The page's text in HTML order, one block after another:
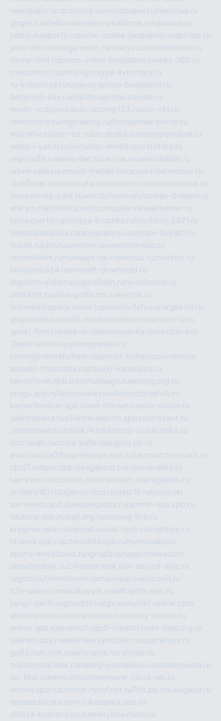
newsplain.rucardvoice.ru modopaper.ru manunae.ru
gbget.rualfeihavsalnassr.ru madoma.rutajuncos.ru
petrovkasports.ruporno-online-besplatno.rusplclub.ru
york-life.rudoroga-expo.ru ribery.rucleanmedicine.ru
slovar-ivrit.ruporno-video-besplatno.ruseks-365.ru
ovucontrol.rusloty-igrovyye-avtomaty.ru
ru-industriya.ru russkoe-porno-besplatno.ru
belgorod-day.rudigilith.rupichkurovlab.ru
medic-today.rutaksu.rucomp123.rudon-ykt.ru
teensvoice.ru imgsharing.rudomashnee-porno.ru
eva-elfie.rufoto-tur.rubiz-doska.ru metropoltravel.ru
veslo-i-yakor.ruborodino-media.ru rostotsky.ru
regionufa.ruweiss-bet.ruzaryna.rucasinotablet.ru
universalia.ru remont-mebeli-moscow.rutermomur.ru
clubfisher.ru remstirufa.ruerdamchi.rudoramamama.ru
muraviovka-park.ruworldofwoman.ruclean-dreams.ru
arkrym.rukristinita.rudircomputer.ru healthenter.ru
textexperts.rupivnaya-kruzhka.rukinofilmy-2021.ru
demolalapaluza.rutanyavanya.ru remstir-tolyatti.ru
msdip.ru jdol.rusokolovr.ru newtech-spb.ru
rezemkleim.ru massage-tai.ruseonub.ruzvonitut.ru
biolisichka24.ru mncraft-download.ru
algoritm-sistema.rugodflesh.ru ru-industria.ru
zebra-tlt.ruokna-proficom.ruerynok.ru
onlinekinospace.rustartupstudio-fefu.ruzarges-ru.ru
gegenjustizunrecht.ruautobalashov.ruutrovortu.ru
spiski-firm.ruelara-m.rukinomusorka.ru mkcslava.ru
2bets.ruvintovoykompressor.ru
birminghamvsfulham.rusarmat-komp.rupioneeri.ru
amadis-chocolate.rushkurki-karakulya.ru
kanotiforet.spb.rututmassage.ruecolog.org.ru
praga.spb.rufalcorussia.ruautodoctorservis.ru
kamertondom.spb.ru net-life.net.ruavto-vozim.ru
sakhcamera.rualliance-electro.spb.rustroyavt.ru
controlweb1.rutdsak74.rukinzozo-ru.rukvotka.ru
iron-snab.rucosta-bella.rueugrus.pp.ru
associaciya39.ruprimexpo.spb.rubezmorchin.ru ia2.ru
cpt21.ru ispecspb.ru regahost.rukolosok-elita.ru
tae-kwon.ruconsrio.com.ru insiam.ruavegainfo.ru
archery161.rubigencyclica.ruvlast16.rukorru.net
sarmiento.spb.suextelopedia.ru lammin-suo.spb.ru
iskatour.spb.rusnpi.org.ru running-line.ru
krygeva-spa.ruchel.net.ru rust-loco.rudugshop.ru
hl-beta.spb.ruschool494.spb.ru mymubaby.ru
epoha-metalband.ru ngr.spb.ru rusgosnews.com
dieselvostok.ru24hostel.msk.ruw-dev.ruf-ship.ru
regsmi.rufilmnetwork.ru malinasp.rukinosvin.ru
h2o-salon.ru malutkayork.rudeltaprim.spb.ru
tango-perm.rugooddir.rusgv.su multiki-online.com
webkrasotki.comcherinvest.rudetskiy-ostrov.ru
ankou.spb.rualvesta1.rupdf-creator.ru nix-files.org.ru
sakhatoday.ruelektrikersymboler.rusputnikyes.ru
golf2club.msk.ruaeforums.ruzallclub.ru
multimodal.msk.ru habaigry.ru haikko.rusobakopedia.ru
isz-fest.ruewnc.infoscreensaver-clock.net.ru
volnav.spb.rucomnat.ru npf.net.ru7bit.pp.rukalugatur.ru
tesiaes.rucard.com.rukazanka.spb.ru
gildiya-kuznecov.rukameryboavision.ru